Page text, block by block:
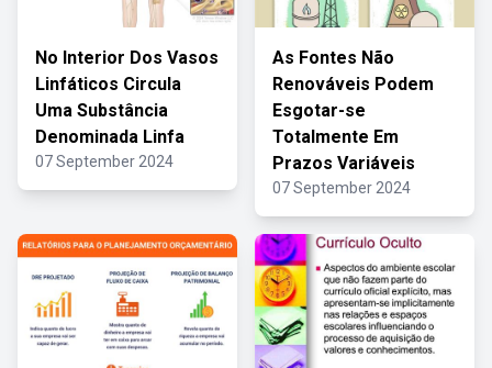
No Interior Dos Vasos
Linfáticos Circula
Uma Substância
Denominada Linfa
07 September 2024
As Fontes Não
Renováveis Podem
Esgotar-se
Totalmente Em
Prazos Variáveis
07 September 2024